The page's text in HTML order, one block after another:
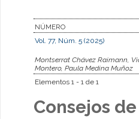
NÚMERO
Vol. 77, Núm. 5 (2025)
Montserrat Chávez Raimann,
Montero, Paula Medina Muñoz
Elementos 1 - 1 de 1
Consejos